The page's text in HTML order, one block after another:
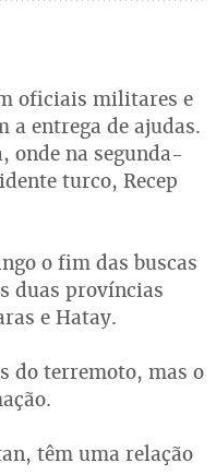
oficiais militares e
a entrega de ajudas.
onde na segunda-
turco, Recep
o fim das buscas
duas províncias
e Hatay.
do terremoto, mas o
têm uma relação